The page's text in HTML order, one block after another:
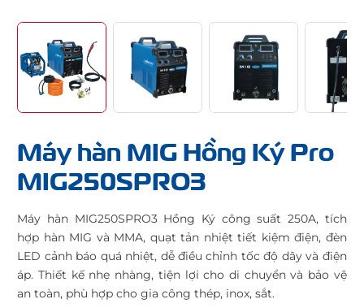
Máy hàn MIG Hồng Ký Pro
MIG250SPRO3
Máy hàn MIG250SPRO3 Hồng Ký công suất 250A, tích
hợp hàn MIG và MMA, quạt tản nhiệt tiết kiệm điện, đèn
LED cảnh báo quá nhiệt, dễ điều chỉnh tốc độ dây và điện
áp. Thiết kế nhẹ nhàng, tiện lợi cho di chuyển và bảo vệ
an toàn, phù hợp cho gia công thép, inox, sắt.